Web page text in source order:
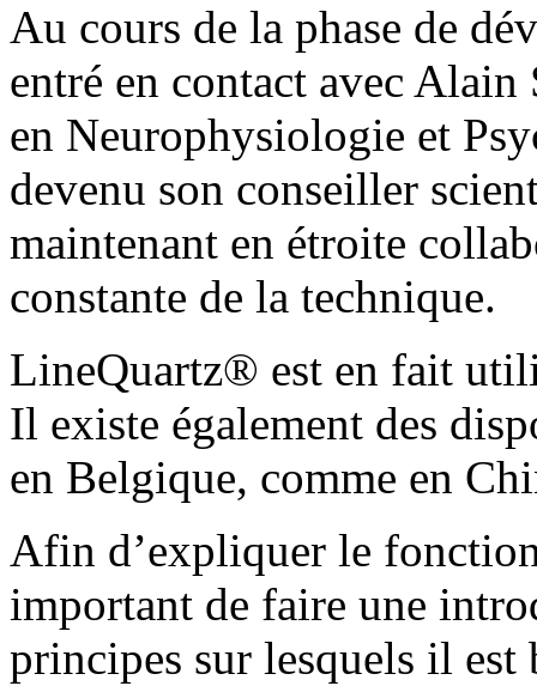
Au cours de la phase de
entré en contact avec
en Neurophysiologie et
devenu son conseiller
maintenant en étroite
constante de la technique.
LineQuartz® est en fait
Il existe également des
en Belgique, comme en
Afin d’expliquer le
important de faire une
principes sur lesquels il est